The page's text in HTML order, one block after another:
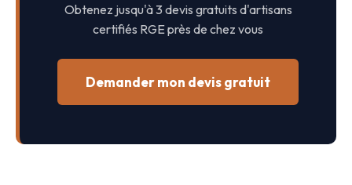
Obtenez jusqu'à 3 devis gratuits d'artisans
certifiés RGE près de chez vous
Demander mon devis gratuit